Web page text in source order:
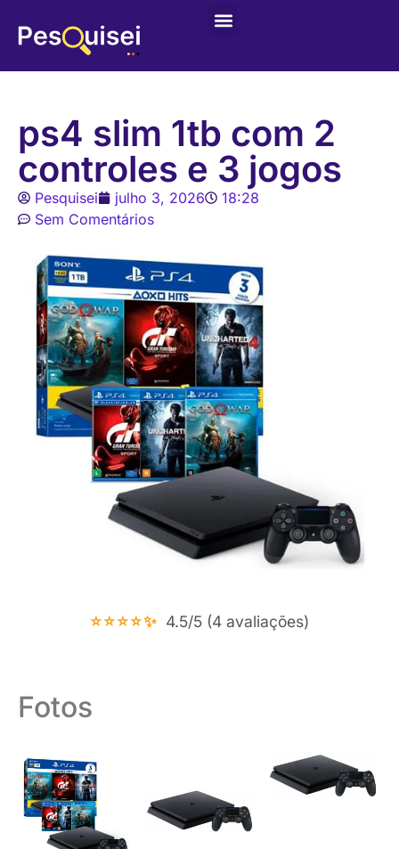
ps4 slim 1tb com 2
controles e 3 jogos
Pesquisei julho 3, 2026
18:28
Sem Comentários
⭐⭐⭐⭐✨ 4.5/5 (4 avaliações)
Fotos